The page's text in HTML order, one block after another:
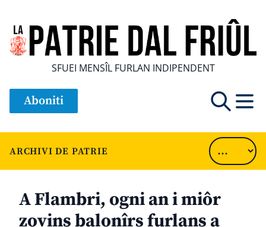
SFUEI MENSÎL FURLAN INDIPENDENT
Aboniti
ARCHIVI DE PATRIE
A Flambri, ogni an i miôr
zovins balonîrs furlans a